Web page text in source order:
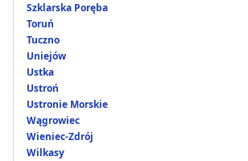
Szklarska Poręba
Toruń
Tuczno
Uniejów
Ustka
Ustroń
Ustronie Morskie
Wągrowiec
Wieniec-Zdrój
Wilkasy